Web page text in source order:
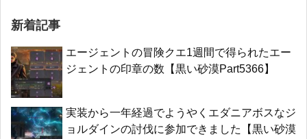
新着記事
エージェントの冒険クエ1週間で得られたエー
ジェントの印章の数【黒い砂漠Part5366】
実装から一年経過でようやくエダニアボスなジ
ョルダインの討伐に参加できました【黒い砂漠